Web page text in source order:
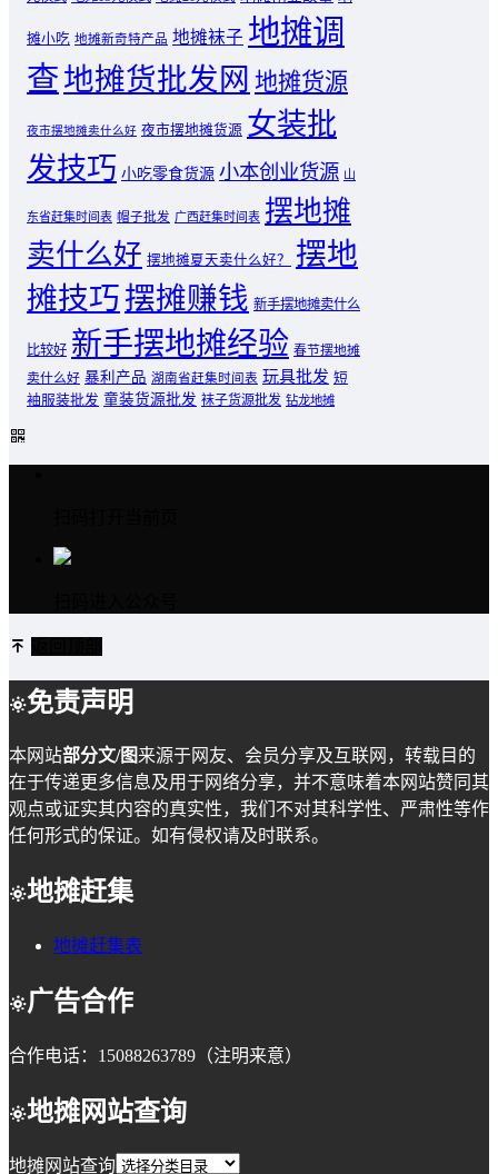
摊小吃 地摊新奇特产品 地摊袜子 地摊调
查地摊货批发网 地摊货源
夜市摆地摊卖什么好 夜市摆地摊货源 女装批
发技巧 小吃零食货源 小本创业货源 山
东省赶集时间表 帽子批发 广西赶集时间表 摆地摊
卖什么好 摆地摊夏天卖什么好？
摆地
摊技巧摆摊赚钱 新手摆地摊卖什么
比较好 新手摆地摊经验 春节摆地摊
卖什么好 暴利产品 湖南省赶集时间表 玩具批发 短
袖服装批发 童装货源批发 袜子货源批发 钻龙地摊
免责声明
本网站部分文/图来源于网友、会员分享及互联网，转载目的
在于传递更多信息及用于网络分享，并不意味着本网站赞同其
观点或证实其内容的真实性，我们不对其科学性、严肃性等作
任何形式的保证。如有侵权请及时联系。
地摊赶集
地摊赶集表
广告合作
合作电话：15088263789（注明来意）
地摊网站查询
地摊网站查询